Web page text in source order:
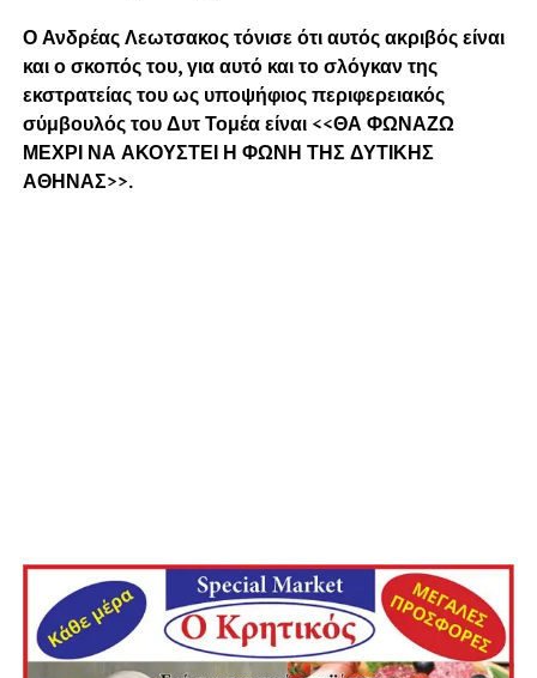
Ο Ανδρέας Λεωτσακος τόνισε ότι αυτός ακριβός είναι
και ο σκοπός του, για αυτό και το σλόγκαν της
εκστρατείας του ως υποψήφιος περιφερειακός
σύμβουλός του Δυτ Τομέα είναι <<ΘΑ ΦΩΝΑΖΩ
ΜΕΧΡΙ ΝΑ ΑΚΟΥΣΤΕΙ Η ΦΩΝΗ ΤΗΣ ΔΥΤΙΚΗΣ
ΑΘΗΝΑΣ>>.